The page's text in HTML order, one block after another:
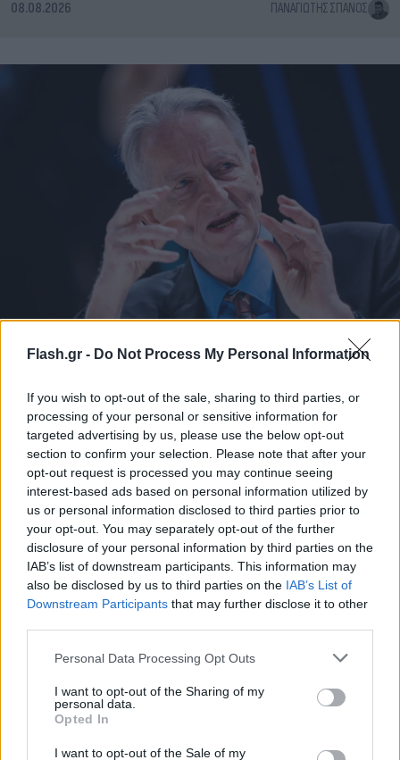
Flash.gr - Do Not Process My Personal Information
If you wish to opt-out of the sale, sharing to third parties, or
processing of your personal or sensitive information for
targeted advertising by us, please use the below opt-out
section to confirm your selection. Please note that after your
opt-out request is processed you may continue seeing
interest-based ads based on personal information utilized by
us or personal information disclosed to third parties prior to
your opt-out. You may separately opt-out of the further
disclosure of your personal information by third parties on the
IAB’s list of downstream participants. This information may
also be disclosed by us to third parties on the IAB’s List of
Downstream Participants that may further disclose it to other
Please note that this website/app uses one or more Google
not limited to your visit or usage behaviour. You may click to
grant or deny consent to Google and its third-party tags to
use your data for below specified purposes in below Google
consent section.
Personal Data Processing Opt Outs
I want to opt-out of the Sharing of my
personal data.
Opted In
I want to opt-out of the Sale of my
08.08.2026 ΠΑΝΑΓΙΏΤΗΣ ΣΠΑΝΌΣ
«Νονός της AI» προειδοποιεί: Σε λίγο δεν θα
μπορούμε να «ξεπεράσουμε» νοητικά την
Τεχνητή Νοημοσύνη
08.08.2026 ΧΡΙΣΤΌΔΟΥΛΟΣ ΣΚΟΎΝΤΑΣ